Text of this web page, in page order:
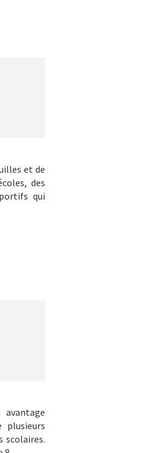
et de
des
qui
plusieurs
scolaires.